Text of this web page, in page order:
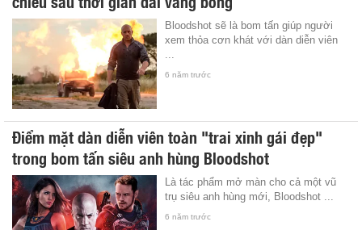
Bloodshot sẽ là bom tấn giúp người
xem thỏa cơn khát với dàn diễn viên
6 năm trước
Điểm mặt dàn diễn viên toàn "trai xinh gái đẹp"
trong bom tấn siêu anh hùng Bloodshot
Là tác phẩm mở màn cho cả một vũ
trụ siêu anh hùng mới, Bloodshot ...
6 năm trước